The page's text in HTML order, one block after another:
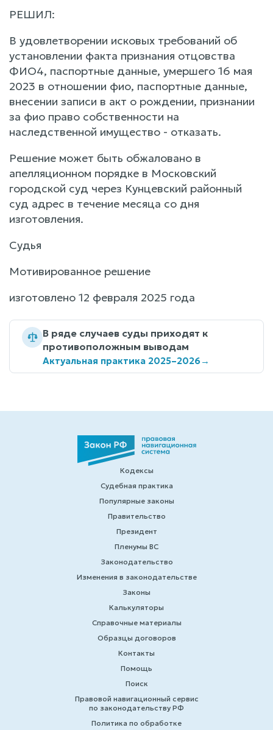
РЕШИЛ:
В удовлетворении исковых требований об
установлении факта признания отцовства
ФИО4, паспортные данные, умершего 16 мая
2023 в отношении фио, паспортные данные,
внесении записи в акт о рождении, признании
за фио право собственности на
наследственной имущество - отказать.
Решение может быть обжаловано в
апелляционном порядке в Московский
городской суд через Кунцевский районный
суд адрес в течение месяца со дня
изготовления.
Судья
Мотивированное решение
изготовлено 12 февраля 2025 года
В ряде случаев суды приходят к
противоположным выводам
Актуальная практика 2025–2026→
Кодексы
Судебная практика
Популярные законы
Правительство
Президент
Пленумы ВС
Законодательство
Изменения в законодательстве
Законы
Калькуляторы
Справочные материалы
Образцы договоров
Контакты
Помощь
Поиск
Правовой навигационный сервис
по законодательству РФ
Политика по обработке